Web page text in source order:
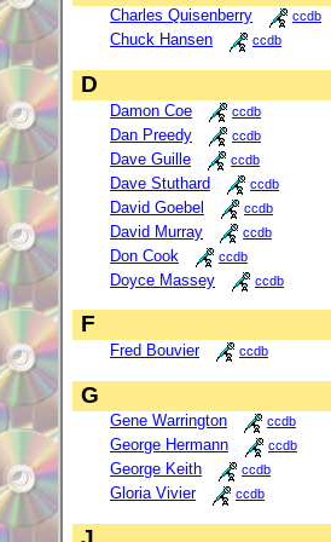
Charles Quisenberry ccdb
Chuck Hansen ccdb
D
Damon Coe ccdb
Dan Preedy ccdb
Dave Guille ccdb
Dave Stuthard ccdb
David Goebel ccdb
David Murray ccdb
Don Cook ccdb
Doyce Massey ccdb
F
Fred Bouvier ccdb
G
Gene Warrington ccdb
George Hermann ccdb
George Keith ccdb
Gloria Vivier ccdb